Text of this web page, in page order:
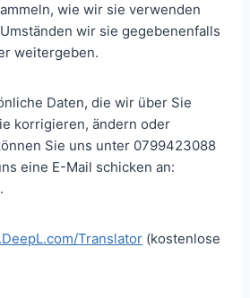
wie wir sie verwenden
wir sie gegebenenfalls
weitergeben.
Daten, die wir über Sie
korrigieren, ändern oder
Sie uns unter 0799423088
eine E-Mail schicken an:
.
Translator (kostenlose